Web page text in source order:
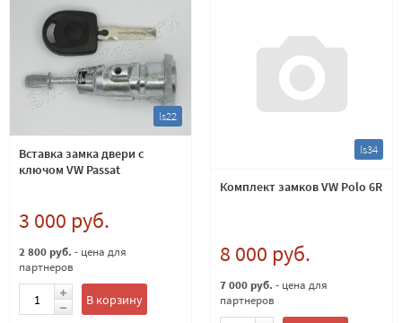
ls22
Вставка замка двери с
ключом VW Passat
3 000 руб.
2 800 руб. - цена для
партнеров
В корзину
ls34
Комплект замков VW Polo 6R
8 000 руб.
7 000 руб. - цена для
партнеров